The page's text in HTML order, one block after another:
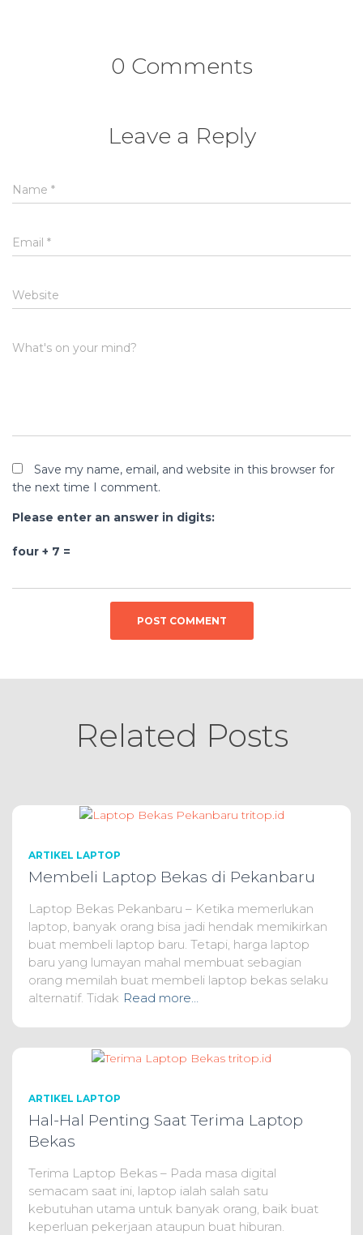
0 Comments
Leave a Reply
Name *
Email *
Website
What's on your mind?
Save my name, email, and website in this browser for
the next time I comment.
Please enter an answer in digits:
four + 7 =
Related Posts
ARTIKEL LAPTOP
Membeli Laptop Bekas di Pekanbaru
Laptop Bekas Pekanbaru – Ketika memerlukan
laptop, banyak orang bisa jadi hendak memikirkan
buat membeli laptop baru. Tetapi, harga laptop
baru yang lumayan mahal membuat sebagian
orang memilah buat membeli laptop bekas selaku
alternatif. Tidak Read more…
ARTIKEL LAPTOP
Hal-Hal Penting Saat Terima Laptop
Bekas
Terima Laptop Bekas – Pada masa digital
semacam saat ini, laptop ialah salah satu
kebutuhan utama untuk banyak orang, baik buat
keperluan pekerjaan ataupun buat hiburan.